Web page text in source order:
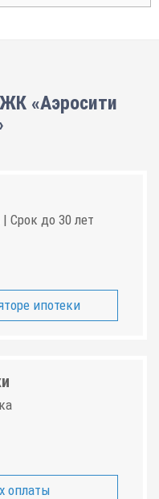
«Аэросити
| Срок до 30 лет
ипотеки
оплаты